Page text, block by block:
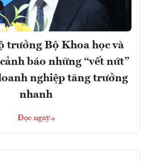
trưởng Bộ Khoa học và
báo những “vết nứt”
nghiệp tăng trưởng
nhanh
Đọc ngay